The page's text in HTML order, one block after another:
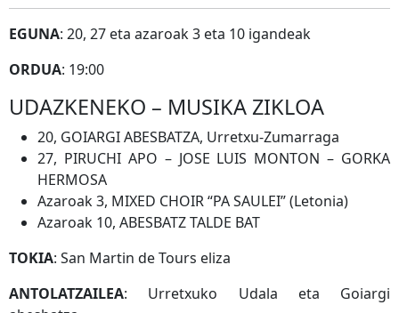
EGUNA: 20, 27 eta azaroak 3 eta 10 igandeak
ORDUA: 19:00
UDAZKENEKO – MUSIKA ZIKLOA
20, GOIARGI ABESBATZA, Urretxu-Zumarraga
27, PIRUCHI APO – JOSE LUIS MONTON – GORKA
HERMOSA
Azaroak 3, MIXED CHOIR “PA SAULEI” (Letonia)
Azaroak 10, ABESBATZ TALDE BAT
TOKIA: San Martin de Tours eliza
ANTOLATZAILEA: Urretxuko Udala eta Goiargi